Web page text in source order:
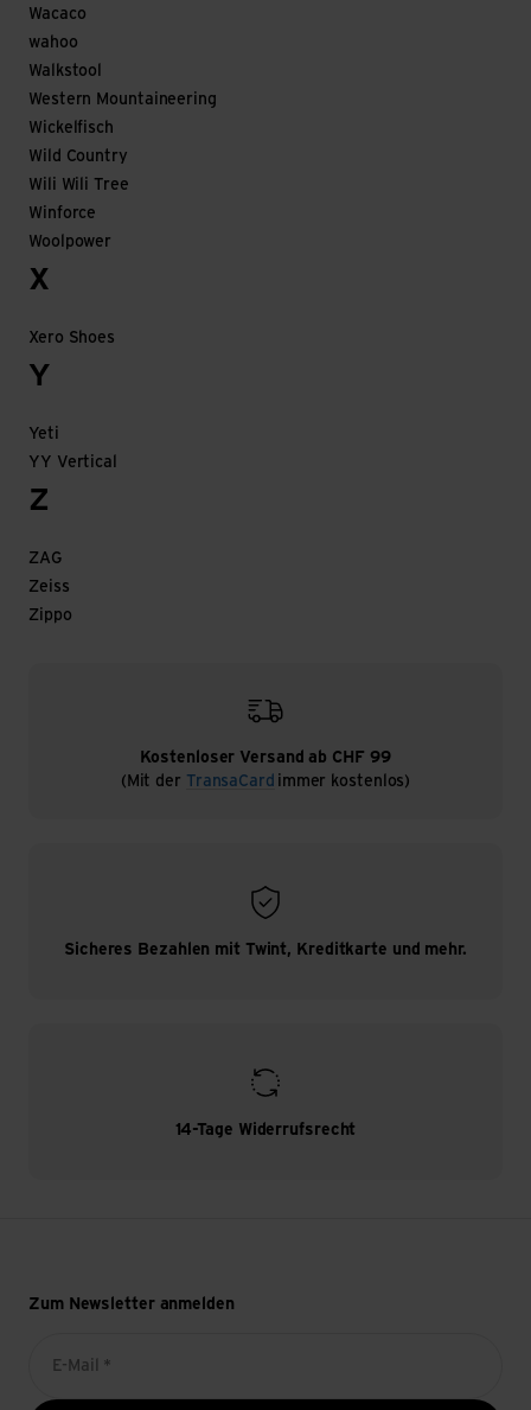
Wacaco
wahoo
Walkstool
Western Mountaineering
Wickelfisch
Wild Country
Wili Wili Tree
Winforce
Woolpower
X
Xero Shoes
Y
Yeti
YY Vertical
Z
ZAG
Zeiss
Zippo
Kostenloser Versand ab CHF 99
(Mit der TransaCard immer kostenlos)
Sicheres Bezahlen mit Twint, Kreditkarte und mehr.
14-Tage Widerrufsrecht
Zum Newsletter anmelden
E-Mail *